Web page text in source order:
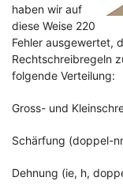
haben wir auf
diese Weise 220
Fehler ausgewertet,
Rechtschreibregeln
folgende Verteilung:
Gross- und
Schärfung (doppel-
Dehnung (ie, h,